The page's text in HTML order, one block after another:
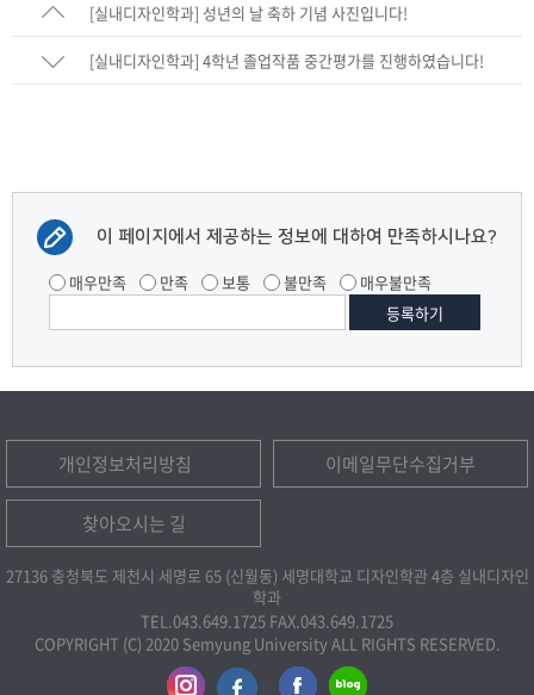
[실내디자인학과] 성년의 날 축하 기념 사진입니다!
[실내디자인학과] 4학년 졸업작품 중간평가를 진행하였습니다!
이 페이지에서 제공하는 정보에 대하여 만족하시나요?
매우만족 만족 보통 불만족 매우불만족
개인정보처리방침 이메일무단수집거부
찾아오시는 길
27136 충청북도 제천시 세명로 65 (신월동) 세명대학교 디자인학관 4층 실내디자인
학과
TEL.043.649.1725 FAX.043.649.1725
COPYRIGHT (C) 2020 Semyung University ALL RIGHTS RESERVED.